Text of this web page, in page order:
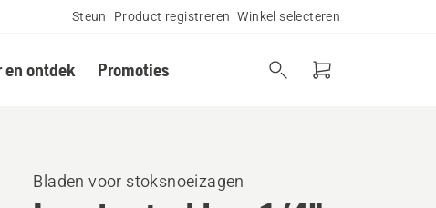
Steun Product registreren Winkel selecteren
en ontdek Promoties
Bladen voor stoksnoeizagen